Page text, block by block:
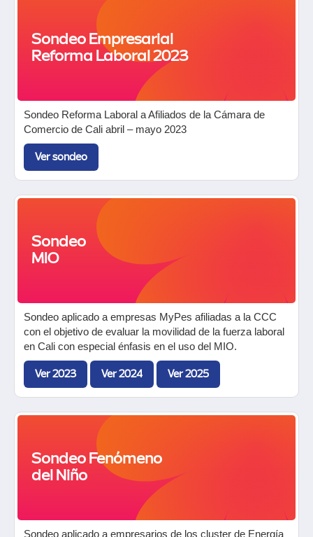
Sondeo Empresarial
Reforma Laboral 2023
Sondeo Reforma Laboral a Afiliados de la Cámara de
Comercio de Cali abril – mayo 2023
Ver sondeo
Sondeo
MIO
Sondeo aplicado a empresas MyPes afiliadas a la CCC
con el objetivo de evaluar la movilidad de la fuerza laboral
en Cali con especial énfasis en el uso del MIO.
Ver 2023 Ver 2024 Ver 2025
Sondeo Fenómeno
del Niño
Sondeo aplicado a empresarios de los cluster de Energía